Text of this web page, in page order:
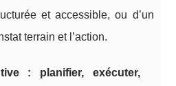
et accessible, ou d’un
terrain et l’action.
: planifier, exécuter,